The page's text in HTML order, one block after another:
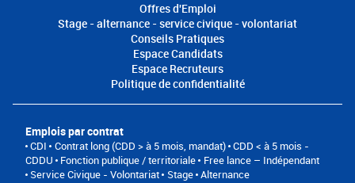
Offres d'Emploi
Stage - alternance - service civique - volontariat
Conseils Pratiques
Espace Candidats
Espace Recruteurs
Politique de confidentialité
Emplois par contrat
CDI Contrat long (CDD > à 5 mois, mandat) CDD < à 5 mois -
CDDU
Fonction publique / territoriale
Free lance – Indépendant
Service Civique - Volontariat
Stage Alternance